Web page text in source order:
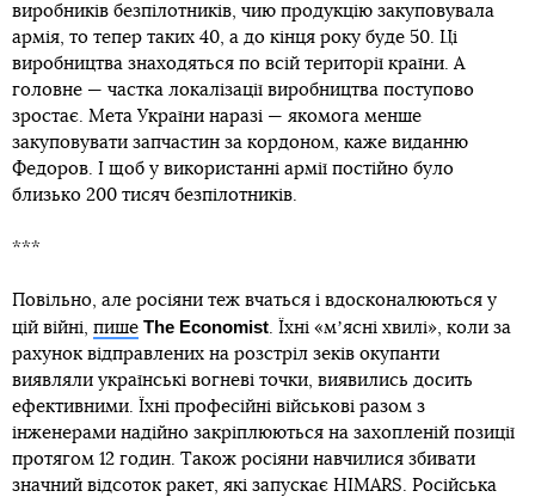
виробників безпілотників, чию продукцію закуповувала
армія, то тепер таких 40, а до кінця року буде 50. Ці
виробництва знаходяться по всій території країни. А
головне — частка локалізації виробництва поступово
зростає. Мета України наразі — якомога менше
закуповувати запчастин за кордоном, каже виданню
Федоров. І щоб у використанні армії постійно було
близько 200 тисяч безпілотників.
***
Повільно, але росіяни теж вчаться і вдосконалюються у
цій війні, пише The Economist. Їхні «мʼясні хвилі», коли за
рахунок відправлених на розстріл зеків окупанти
виявляли українські вогневі точки, виявились досить
ефективними. Їхні професійні військові разом з
інженерами надійно закріплюються на захопленій позиції
протягом 12 годин. Також росіяни навчилися збивати
значний відсоток ракет, які запускає HIMARS. Російська